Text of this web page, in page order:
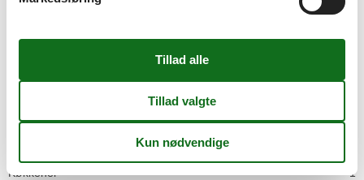
Kæledyr er ikke tilladt
Grundlæggende
Køkkener
1